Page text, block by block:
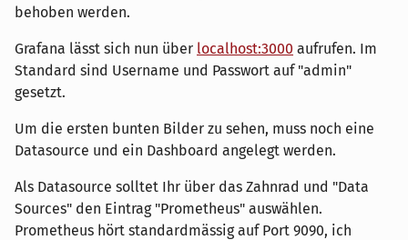
behoben werden.
Grafana lässt sich nun über localhost:3000 aufrufen. Im
Standard sind Username und Passwort auf "admin"
gesetzt.
Um die ersten bunten Bilder zu sehen, muss noch eine
Datasource und ein Dashboard angelegt werden.
Als Datasource solltet Ihr über das Zahnrad und "Data
Sources" den Eintrag "Prometheus" auswählen.
Prometheus hört standardmässig auf Port 9090, ich